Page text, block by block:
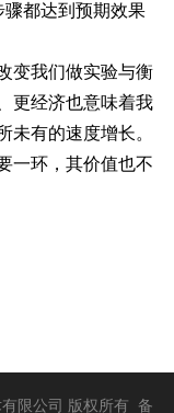
都达到预期效果
我们做实验与衡
更经济也意味着我
未有的速度增长。
一环，其价值也不
限公司 版权所有 备